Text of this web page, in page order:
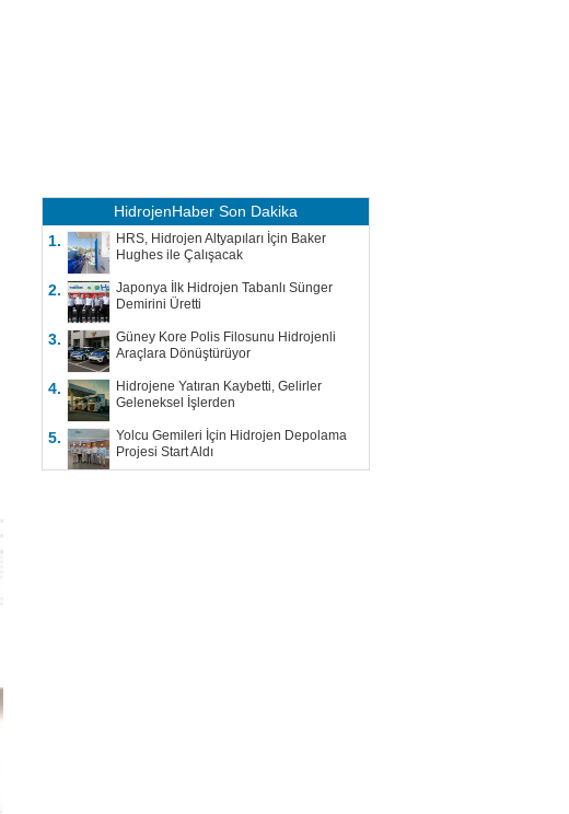
HidrojenHaber Son Dakika
1.
HRS, Hidrojen Altyapıları İçin Baker
Hughes ile Çalışacak
2.
Japonya İlk Hidrojen Tabanlı Sünger
Demirini Üretti
3.
Güney Kore Polis Filosunu Hidrojenli
Araçlara Dönüştürüyor
4.
Hidrojene Yatıran Kaybetti, Gelirler
Geleneksel İşlerden
5.
Yolcu Gemileri İçin Hidrojen Depolama
Projesi Start Aldı